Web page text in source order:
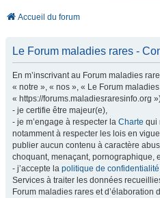
Accueil du forum
Le Forum maladies rares -
En m’inscrivant au Forum maladies
« notre », « nos », « Le Forum
« https://forums.maladiesraresinfo.org
- je certifie être majeur(e),
- je m’engage à respecter la Charte qui
notamment à respecter les lois en
publier aucun contenu à caractère
choquant, menaçant, pornographique,
- j’accepte la politique de confidentialité
Services à traiter les données
Forum maladies rares et d’élaboration